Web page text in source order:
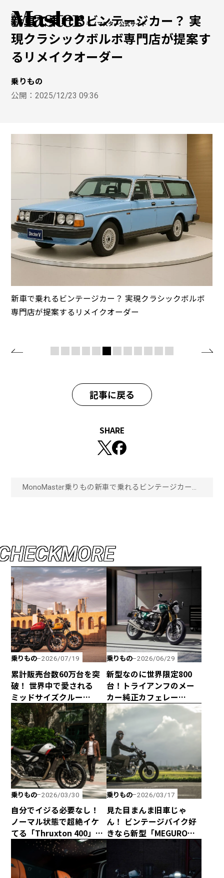
モノマスター公式サイト
新車で乗れるビンテージカー？ 実
現クラシックボルボ専門店が提案す
るリメイクオーダー
乗りもの
公開：2025/12/23 09:36
新車で乗れるビンテージカー？ 実現クラシックボルボ
専門店が提案するリメイクオーダー
記事に戻る
SHARE
MonoMaster乗りもの新車で乗れるビンテージカー？
HECKMORE
乗りもの 2026/07/19
累計販売台数60万台を突
破！ 世界中で愛される
ミッドサイズクルー
ザー、ROYAL
ENFIELD「METEOR 350」
乗りもの 2026/06/29
新型なのに世界限定800
台！トライアンフのメー
カー純正カフェレー
サー、「Speed Twin
1200 Cafe Racer
Edition」がヤバすぎるっ
て！
乗りもの 2026/03/30
自分でイジる必要なし！
ノーマル状態で超絶イケ
てる「Thruxton 400」と
「Tracker 400」がトライ
アンフから新登場！
乗りもの 2026/03/17
見た目まんま旧車じゃ
ん！ ビンテージバイク好
きなら新型「MEGURO
K3」が絶対にオススメ！